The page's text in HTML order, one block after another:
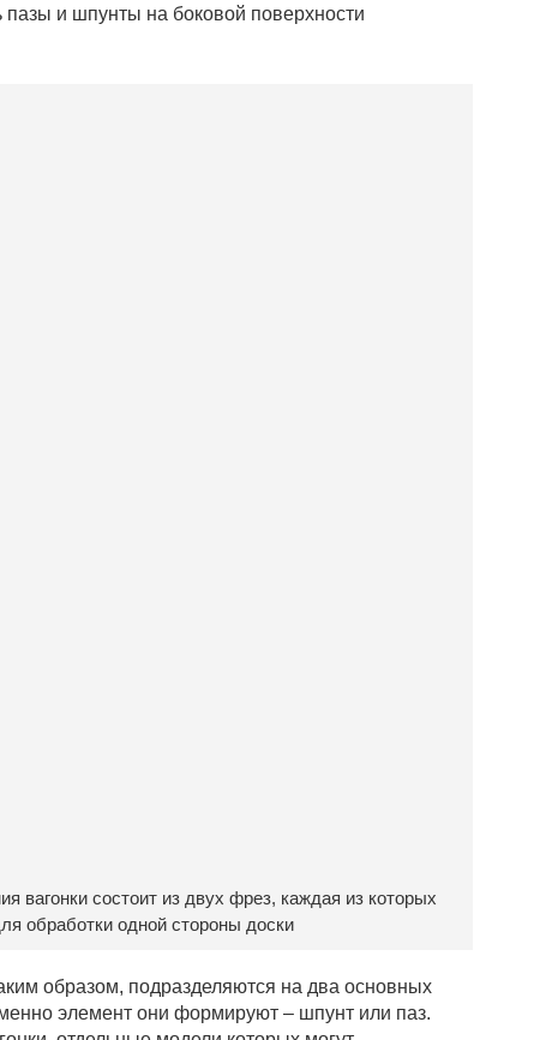
и шпунты на боковой поверхности
вагонки состоит из двух фрез, каждая из которых
обработки одной стороны доски
образом, подразделяются на два основных
элемент они формируют – шпунт или паз.